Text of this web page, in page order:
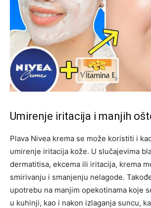
Umirenje iritacija i manjih
Plava Nivea krema se može koristiti i
umirenje iritacija kože. U slučajevima
dermatitisa, ekcema ili iritacija, krema
smirivanju i smanjenju nelagode.
upotrebu na manjim opekotinama koje
u kuhinji, kao i nakon izlaganja suncu,